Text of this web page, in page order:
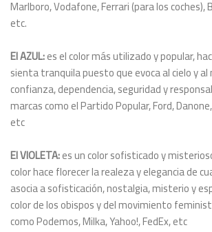
Marlboro, Vodafone, Ferrari (para los coches),
etc.
El AZUL:es el color más utilizado y popular,
sienta tranquila puesto que evoca al cielo y
confianza, dependencia, seguridad y
marcas como el Partido Popular, Ford,
etc
El VIOLETA:es un color sofisticado y
color hace florecer la realeza y elegancia de
asocia a sofisticación, nostalgia, misterio y
color de los obispos y del movimiento
como Podemos, Milka, Yahoo!, FedEx, etc